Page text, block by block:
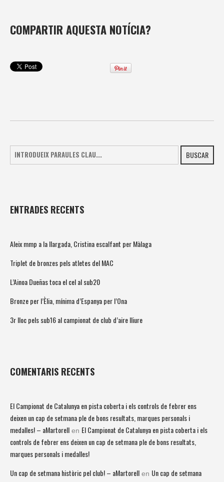
COMPARTIR AQUESTA NOTÍCIA?
BUSCAR
ENTRADES RECENTS
Aleix mmp a la llargada, Cristina escalfant per Màlaga
Triplet de bronzes pels atletes del MAC
L’Ainoa Dueñas toca el cel al sub20
Bronze per l’Èlia, mínima d’Espanya per l’Ona
3r lloc pels sub16 al campionat de club d’aire lliure
COMENTARIS RECENTS
El Campionat de Catalunya en pista coberta i els controls de febrer ens
deixen un cap de setmana ple de bons resultats, marques personals i
medalles! – aMartorell en El Campionat de Catalunya en pista coberta i els
controls de febrer ens deixen un cap de setmana ple de bons resultats,
marques personals i medalles!
Un cap de setmana històric pel club! – aMartorell en Un cap de setmana